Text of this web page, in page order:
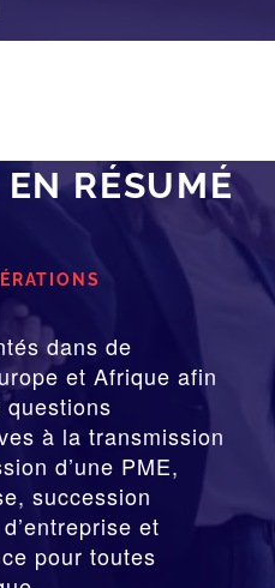
RÉSUMÉ
dans de
et Afrique afin
à la transmission
d’une PME,
succession
et
pour toutes